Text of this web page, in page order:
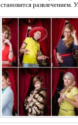
становится развлечением.